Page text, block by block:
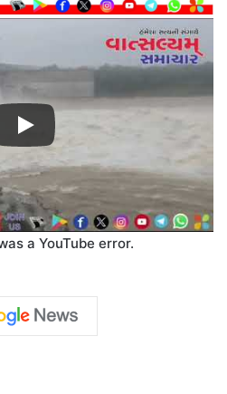
a YouTube error.